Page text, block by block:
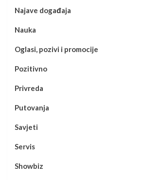
Najave događaja
Nauka
Oglasi, pozivi i promocije
Pozitivno
Privreda
Putovanja
Savjeti
Servis
Showbiz